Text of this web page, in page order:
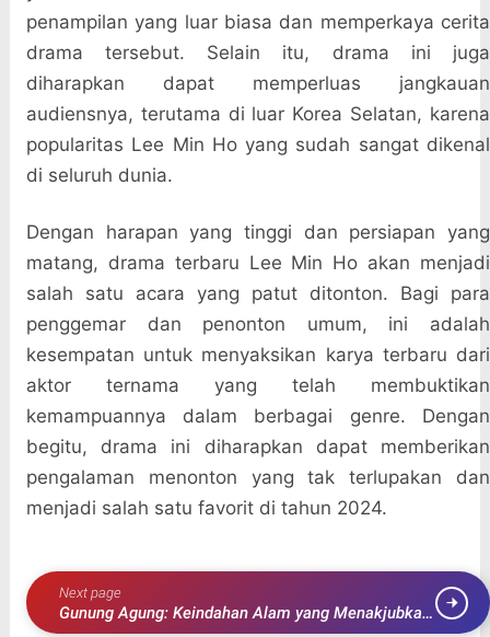
penampilan yang luar biasa dan memperkaya cerita
drama tersebut. Selain itu, drama ini juga
diharapkan dapat memperluas jangkauan
audiensnya, terutama di luar Korea Selatan, karena
popularitas Lee Min Ho yang sudah sangat dikenal
di seluruh dunia.
Dengan harapan yang tinggi dan persiapan yang
matang, drama terbaru Lee Min Ho akan menjadi
salah satu acara yang patut ditonton. Bagi para
penggemar dan penonton umum, ini adalah
kesempatan untuk menyaksikan karya terbaru dari
aktor ternama yang telah membuktikan
kemampuannya dalam berbagai genre. Dengan
begitu, drama ini diharapkan dapat memberikan
pengalaman menonton yang tak terlupakan dan
menjadi salah satu favorit di tahun 2024.
Next page
Gunung Agung: Keindahan Alam yang Menakjubkan
di Pulau Bali